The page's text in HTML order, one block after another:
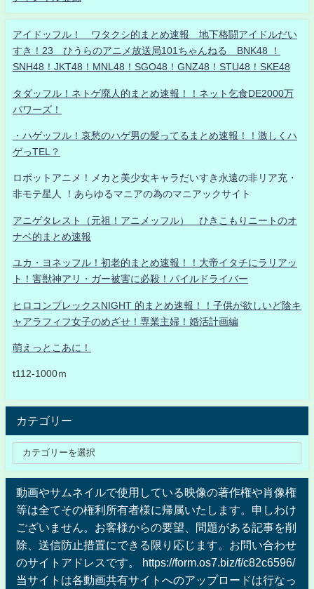
アイドッフル！ ワタクシ的まとめ速報 地下格闘アイドルだい
すき！23 ひうらのアニメ放送局101ちゃんねる BNK48 ！
SNH48！JKT48！MNL48！SGO48！GNZ48！STU48！SKE48
タダッフル！ネトゲ廃人的まとめ速報！！ネット乞食DE2000万
パワーズ！
・ハゲッフル！哀愁のハゲ男の髪ってるまとめ速報！！激しくハ
ゲっTEL？
ロボットアニメ！メカと美少女キャラだいすき永遠の非リア充・
非モテ星人 ！あらゆるマニアの為のマニアックサイト
アニゲタレスト（元祖！アニメッフル） ひきこもりニートのオ
ナベ的まとめ速報
ユカ・ヨネッフル！初老的まとめ速報！！大帝イタチにラリアッ
ト！害獣神アリ・ガー被害に必殺！パイルドライバー
ヒロコンプレックスNIGHT 的まとめ速報！！子供が欲しいど陰キ
ャアラフィフ女子のめざせ！専業主婦！婚活計画編
萌えっとこあに！
t112-1000ｍ
カテゴリー
動画やサムネイルで使用している映像の著作権や肖像権
等は全てその権利所有者様に帰属いたします。申しわけ
ございません。お客様からの要望、問題がある記事を削
除、送信防止措置にできる限り応じます。お問い合わせ
のサイトアドレスです。 https://form.os7.biz/f/c82c6596/
当サイトは各動画共有サイトへのアップロードは行なっ